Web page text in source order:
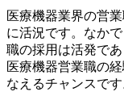
医療機器業界の営
に活況です。なか
職の採用は活発で
医療機器営業職の
なえるチャンスで